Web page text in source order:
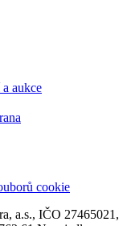
aukce
cookie
a.s., IČO 27465021,